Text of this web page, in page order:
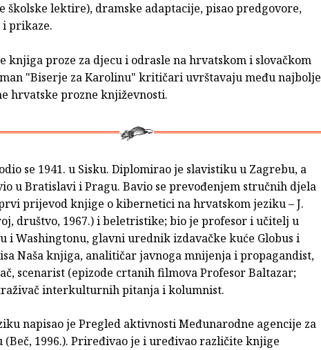
školske lektire), dramske adaptacije, pisao predgovore,
prikaze.
knjiga proze za djecu i odrasle na hrvatskom i slovačkom
"Biserje za Karolinu" kritičari uvrštavaju među najbolje
hrvatske prozne književnosti.
se 1941. u Sisku. Diplomirao je slavistiku u Zagrebu, a
u Bratislavi i Pragu. Bavio se prevođenjem stručnih djela
prijevod knjige o kibernetici na hrvatskom jeziku – J.
društvo, 1967.) i beletristike; bio je profesor i učitelj u
i Washingtonu, glavni urednik izdavačke kuće Globus i
Naša knjiga, analitičar javnoga mnijenja i propagandist,
scenarist (epizode crtanih filmova Profesor Baltazar;
interkulturnih pitanja i kolumnist.
napisao je Pregled aktivnosti Međunarodne agencije za
(Beč, 1996.). Priređivao je i uređivao različite knjige